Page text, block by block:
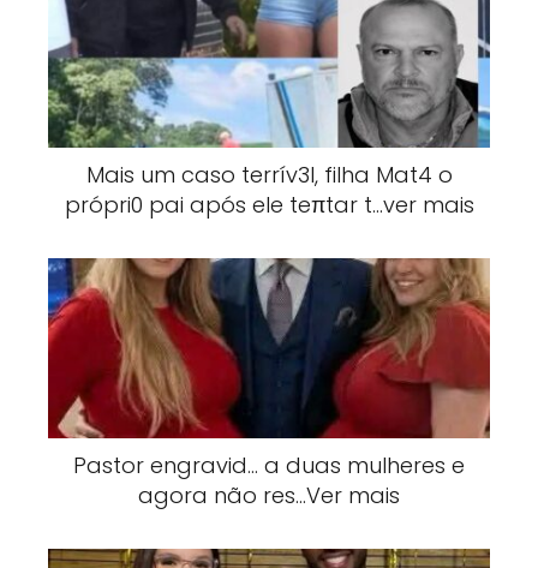
Mais um caso terrív3l, filha Mat4 o
própri0 pai após ele teπtar t…ver mais
Pastor engravid… a duas mulheres e
agora não res…Ver mais